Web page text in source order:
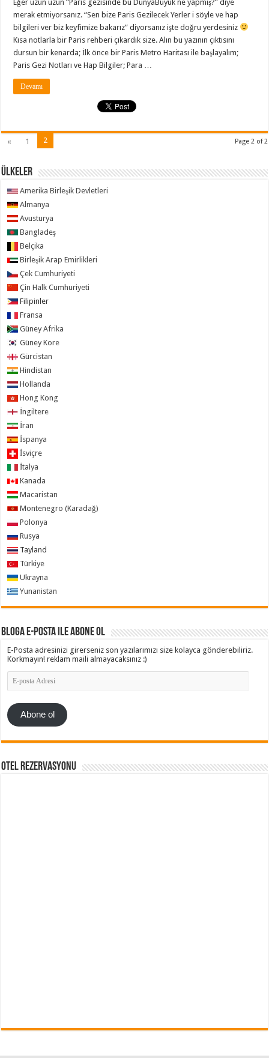
Eğer uzun uzun “Paris gezisinde bu DünyaBüyük ne yapmış?” diye
merak etmiyorsanız. “Sen bize Paris Gezilecek Yerler i söyle ve hap
bilgileri ver biz keyfimize bakarız” diyorsanız işte doğru yerdesiniz
Kısa notlarla bir Paris rehberi çıkardık size. Alın bu yazının çıktısını
dursun bir kenarda; İlk önce bir Paris Metro Haritası ile başlayalım;
Paris Gezi Notları ve Hap Bilgiler; Para …
Devamı
Page 2 of 2
« 1 2
ÜLKELER
Amerika Birleşik Devletleri
Almanya
Avusturya
Bangladeş
Belçika
Birleşik Arap Emirlikleri
Çek Cumhuriyeti
Çin Halk Cumhuriyeti
Filipinler
Fransa
Güney Afrika
Güney Kore
Gürcistan
Hindistan
Hollanda
Hong Kong
İngiltere
İran
İspanya
İsviçre
İtalya
Kanada
Macaristan
Montenegro (Karadağ)
Polonya
Rusya
Tayland
Türkiye
Ukrayna
Yunanistan
Bloga e-posta ile abone ol
E-Posta adresinizi girerseniz son yazılarımızı size kolayca gönderebiliriz.
Korkmayın! reklam maili almayacaksınız :)
E-
posta
Adresi
Abone ol
Otel Rezervasyonu